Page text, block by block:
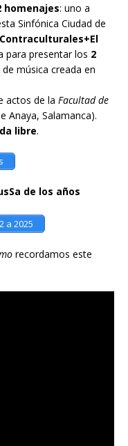
homenajes: uno a
Sinfónica Ciudad de
para presentar los 2
de música creada en
actos de la Facultad de
Anaya, Salamanca).
libre.
de los años
a 2025
recordamos este